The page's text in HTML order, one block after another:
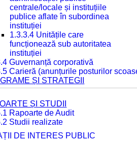
centrale/locale și instituțiile
publice aflate în subordinea
instituției
1.3.3.4 Unitățile care
funcționează sub autoritatea
instituției
Guvernanță corporativă
Carieră (anunțurile posturilor
ȘI STRATEGII
ȘI STUDII
Rapoarte de Audit
Studii realizate
DE INTERES PUBLIC